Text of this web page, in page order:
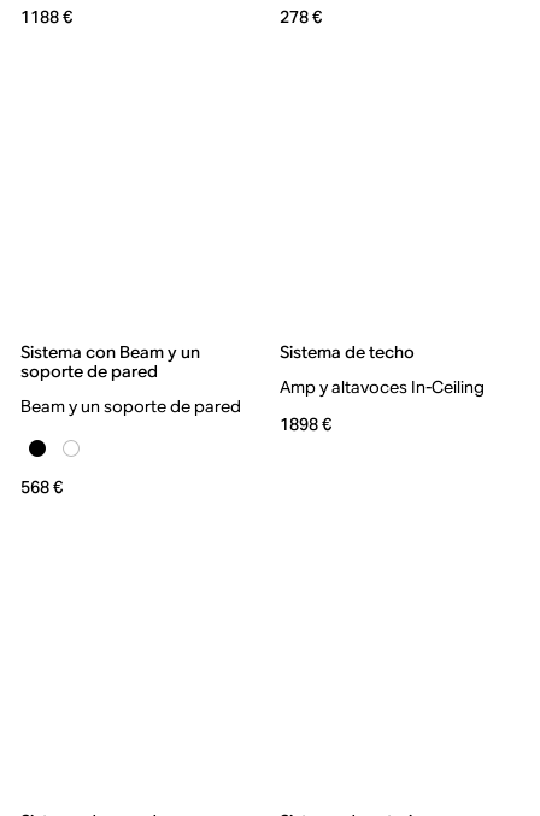
1188 € 278 €
Sistema con Beam y un
soporte de pared
Beam y un soporte de pared
568 €
Sistema de techo
Amp y altavoces In-Ceiling
1898 €